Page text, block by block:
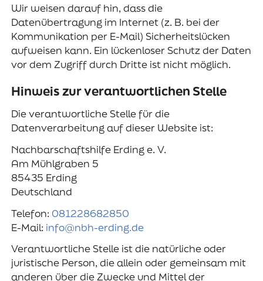
Wir weisen darauf hin, dass die
Datenübertragung im Internet (z. B. bei der
Kommunikation per E-Mail) Sicherheitslücken
aufweisen kann. Ein lückenloser Schutz der Daten
vor dem Zugriff durch Dritte ist nicht möglich.
Hinweis zur verantwortlichen Stelle
Die verantwortliche Stelle für die
Datenverarbeitung auf dieser Website ist:
Nachbarschaftshilfe Erding e. V.
Am Mühlgraben 5
85435 Erding
Deutschland
Telefon: 081228682850
E-Mail: info@nbh-erding.de
Verantwortliche Stelle ist die natürliche oder
juristische Person, die allein oder gemeinsam mit
anderen über die Zwecke und Mittel der